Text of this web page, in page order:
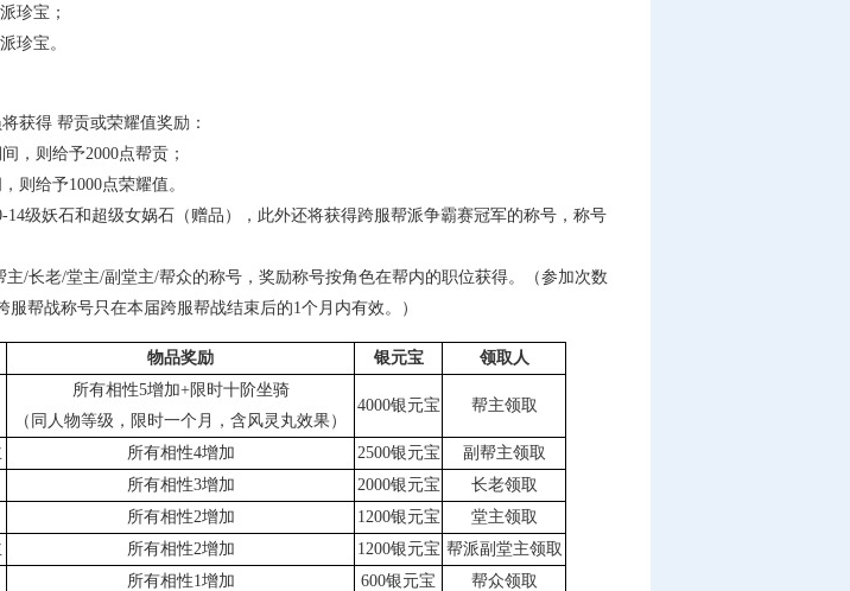
珍宝；
珍宝。
获得 帮贡或荣耀值奖励：
则给予2000点帮贡；
给予1000点荣耀值。
14级妖石和超级女娲石（赠品），此外还将获得跨服帮派争霸赛冠军的称号，称号
长老/堂主/副堂主/帮众的称号，奖励称号按角色在帮内的职位获得。（参加次数
帮战称号只在本届跨服帮战结束后的1个月内有效。）
物品奖励 银元宝 领取人
所有相性5增加+限时十阶坐骑
（同人物等级，限时一个月，含风灵丸效果）
4000银元宝 帮主领取
所有相性4增加 2500银元宝
副帮主领取
所有相性3增加 2000银元宝
长老领取
所有相性2增加 1200银元宝
堂主领取
所有相性2增加 1200银元宝 帮派副堂主领取
所有相性1增加 600银元宝 帮众领取